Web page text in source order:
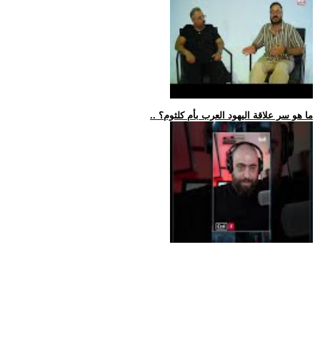
.. ما هو سر علاقة اليهود العرب بأم كلثوم؟